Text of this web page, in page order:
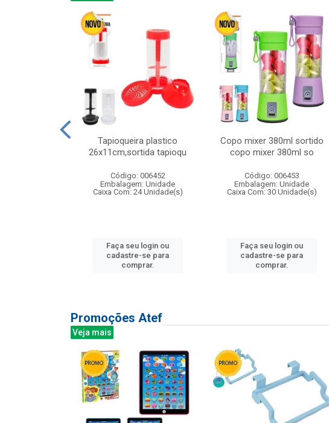
Tapioqueira plastico
26x11cm,sortida tapioqu
Código: 006452
Embalagem: Unidade
Caixa Com: 24 Unidade(s)
Faça seu login ou
cadastre-se para
comprar.
Copo mixer 380ml sortido
copo mixer 380ml so
Código: 006453
Embalagem: Unidade
Caixa Com: 30 Unidade(s)
Faça seu login ou
cadastre-se para
comprar.
Promoções Atef
Veja mais